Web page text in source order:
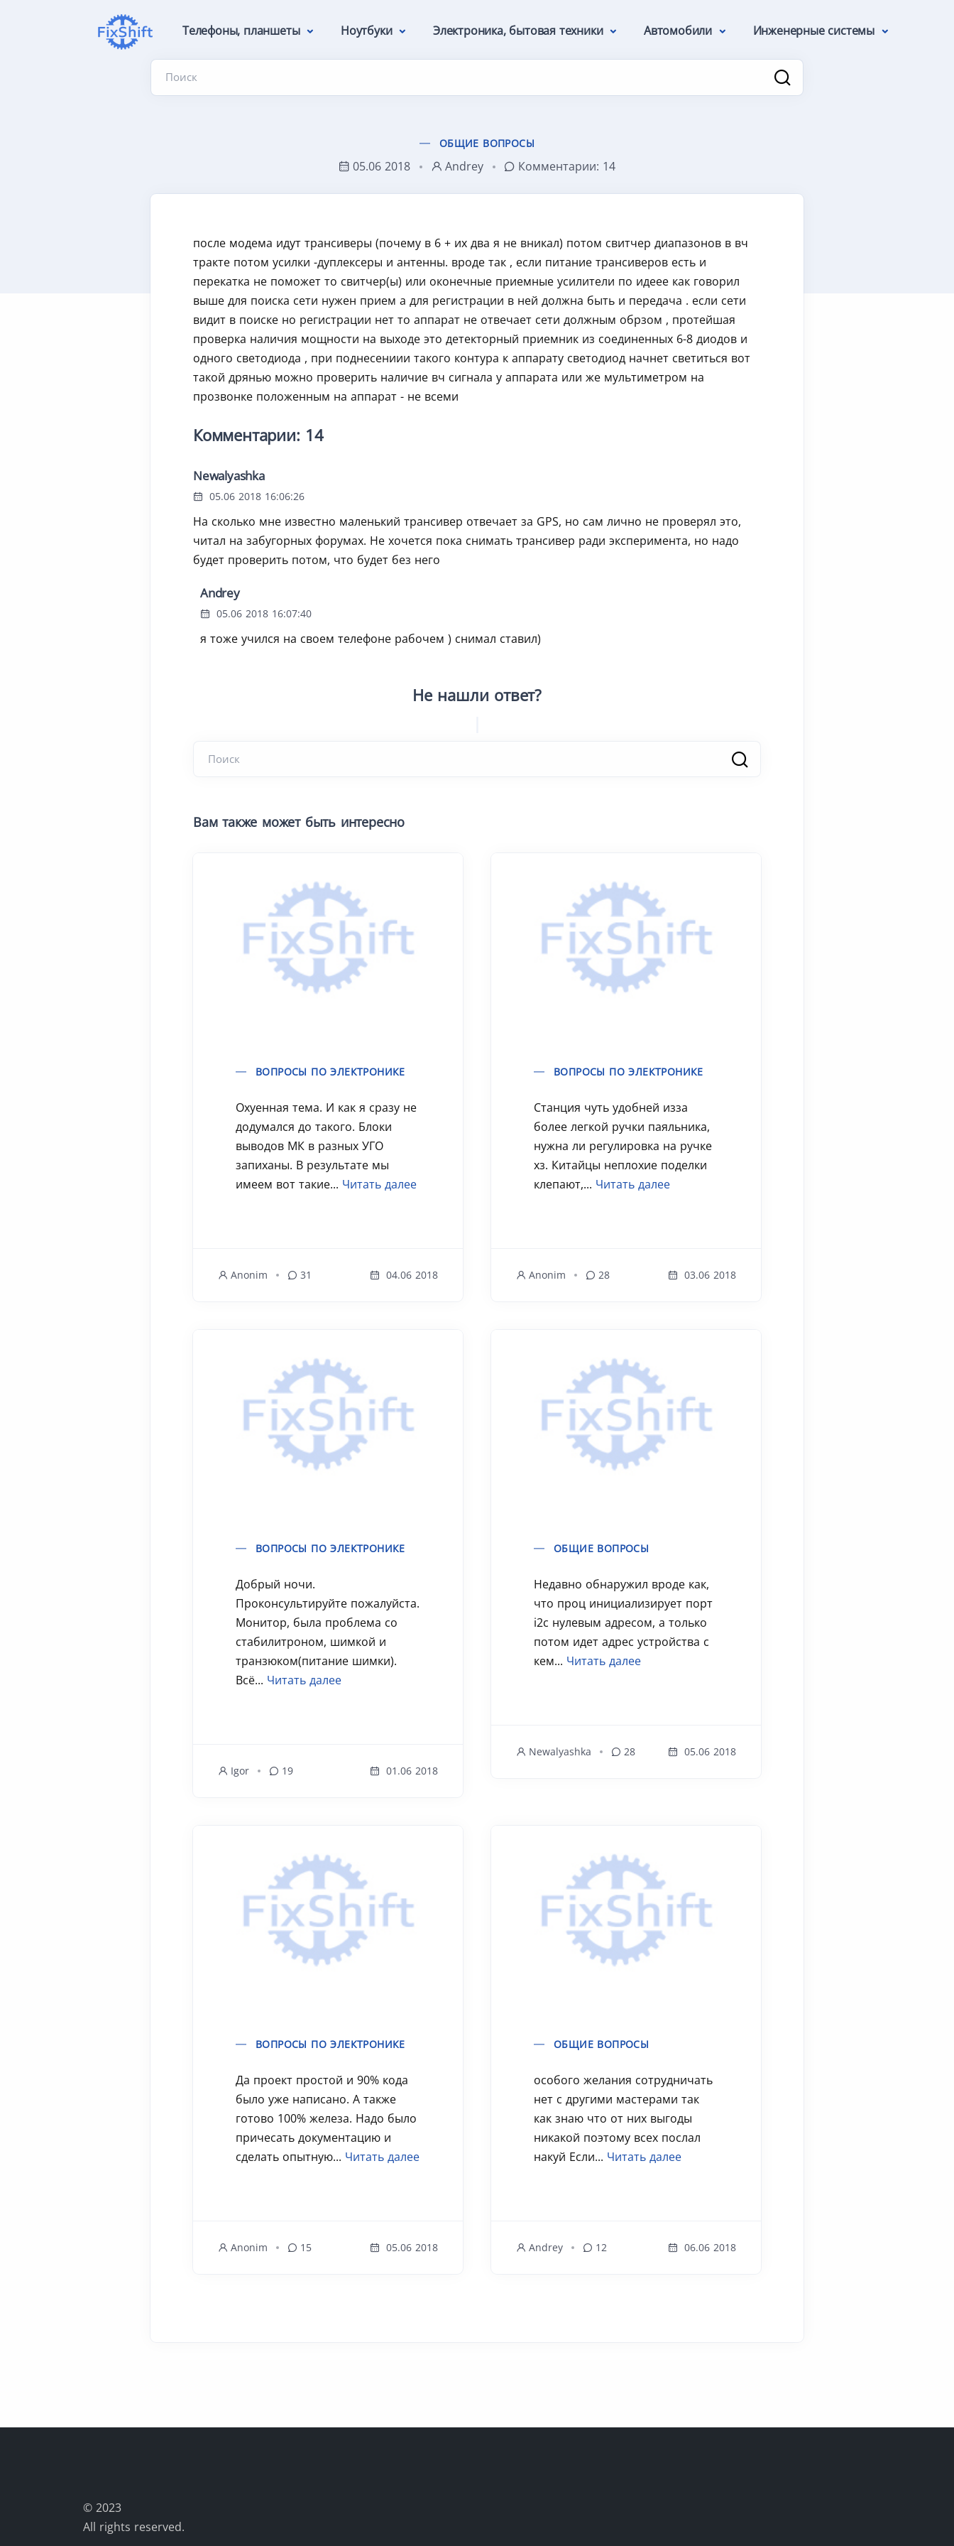
Телефоны, планшеты Ноутбуки Электроника, бытовая техники Автомобили Инженерные системы
Поиск
ОБЩИЕ ВОПРОСЫ
05.06 2018 Andrey Комментарии: 14
после модема идут трансиверы (почему в 6 + их два я не вникал) потом свитчер диапазонов в вч
тракте потом усилки -дуплексеры и антенны. вроде так , если питание трансиверов есть и
перекатка не поможет то свитчер(ы) или оконечные приемные усилители по идеее как говорил
выше для поиска сети нужен прием а для регистрации в ней должна быть и передача . если сети
видит в поиске но регистрации нет то аппарат не отвечает сети должным обрзом , протейшая
проверка наличия мощности на выходе это детекторный приемник из соединенных 6-8 диодов и
одного светодиода , при поднесениии такого контура к аппарату светодиод начнет светиться вот
такой дрянью можно проверить наличие вч сигнала у аппарата или же мультиметром на
прозвонке положенным на аппарат - не всеми
Комментарии: 14
Newalyashka
05.06 2018 16:06:26
На сколько мне известно маленький трансивер отвечает за GPS, но сам лично не проверял это,
читал на забугорных форумах. Не хочется пока снимать трансивер ради эксперимента, но надо
будет проверить потом, что будет без него
Andrey
05.06 2018 16:07:40
я тоже учился на своем телефоне рабочем ) снимал ставил)
Не нашли ответ?
Вам также может быть интересно
ВОПРОСЫ ПО ЭЛЕКТРОНИКЕ
Охуенная тема. И как я сразу не
додумался до такого. Блоки
выводов МК в разных УГО
запиханы. В результате мы
имеем вот такие... Читать далее
Anonim 31 04.06 2018
ВОПРОСЫ ПО ЭЛЕКТРОНИКЕ
Станция чуть удобней изза
более легкой ручки паяльника,
нужна ли регулировка на ручке
хз. Китайцы неплохие поделки
клепают,... Читать далее
Anonim 28 03.06 2018
ВОПРОСЫ ПО ЭЛЕКТРОНИКЕ
Добрый ночи.
Проконсультируйте пожалуйста.
Монитор, была проблема со
стабилитроном, шимкой и
транзюком(питание шимки).
Всё... Читать далее
Igor 19 01.06 2018
ОБЩИЕ ВОПРОСЫ
Недавно обнаружил вроде как,
что проц инициализирует порт
i2c нулевым адресом, а только
потом идет адрес устройства с
кем... Читать далее
Newalyashka 28 05.06 2018
ВОПРОСЫ ПО ЭЛЕКТРОНИКЕ
Да проект простой и 90% кода
было уже написано. А также
готово 100% железа. Надо было
причесать документацию и
сделать опытную... Читать далее
Anonim 15 05.06 2018
ОБЩИЕ ВОПРОСЫ
особого желания сотрудничать
нет с другими мастерами так
как знаю что от них выгоды
никакой поэтому всех послал
накуй Если... Читать далее
Andrey 12 06.06 2018
© 2023
All rights reserved.